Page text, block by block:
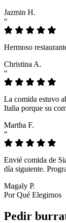
Jazmin H.
“
Hermoso
Christina A.
“
La comida estuvo
Italia porque su
Martha F.
“
Envié comida de
día siguiente.
Magaly P.
Por Qué Elegirnos
Pedir